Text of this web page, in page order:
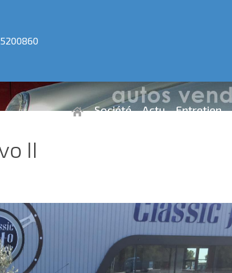
Société Actu Entretien
II